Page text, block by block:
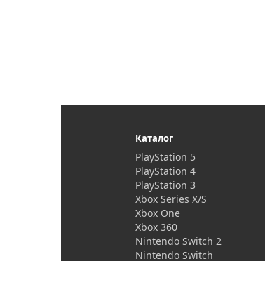
Каталог
PlayStation 5
PlayStation 4
PlayStation 3
Xbox Series X/S
Xbox One
Xbox 360
Nintendo Switch 2
Nintendo Switch